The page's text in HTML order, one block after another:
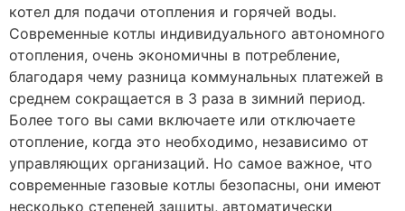
котел для подачи отопления и горячей воды.
Современные котлы индивидуального автономного
отопления, очень экономичны в потребление,
благодаря чему разница коммунальных платежей в
среднем сокращается в 3 раза в зимний период.
Более того вы сами включаете или отключаете
отопление, когда это необходимо, независимо от
управляющих организаций. Но самое важное, что
современные газовые котлы безопасны, они имеют
несколько степеней защиты, автоматически